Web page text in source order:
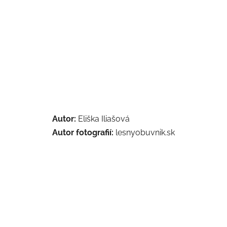
Autor: Eliška Iliašová
Autor fotografií: lesnyobuvnik.sk